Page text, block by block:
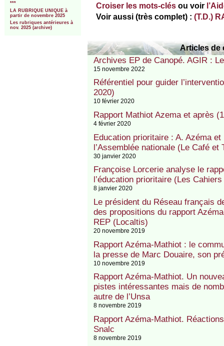
***
LA RUBRIQUE UNIQUE à
partir de novembre 2025
Les rubriques antérieures à
nov. 2025 (archive)
Croiser les mots-clés ou voir
Voir aussi (très complet) :(T.D.)
Articles de
Archives EP de Canopé. AGIR :
15 novembre 2022
Référentiel pour guider
2020)
10 février 2020
Rapport Mathiot Azema et après
4 février 2020
Education prioritaire : A. Azéma
l’Assemblée nationale (Le Café et
30 janvier 2020
Françoise Lorcerie analyse le
l’éducation prioritaire (Les
8 janvier 2020
Le président du Réseau français
des propositions du rapport
REP (Localtis)
20 novembre 2019
Rapport Azéma-Mathiot : le
la presse de Marc Douaire, son
10 novembre 2019
Rapport Azéma-Mathiot. Un
pistes intéressantes mais de
autre de l’Unsa
8 novembre 2019
Rapport Azéma-Mathiot.
Snalc
8 novembre 2019